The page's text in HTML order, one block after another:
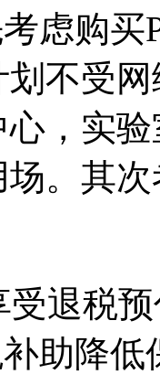
购买
划不受
心，实
。其
税预
降低保